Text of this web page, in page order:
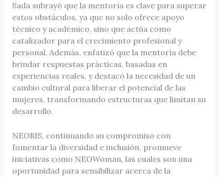
Sada subrayó que la mentoría es clave para superar
estos obstáculos, ya que no solo ofrece apoyo
técnico y académico, sino que actúa como
catalizador para el crecimiento profesional y
personal. Además, enfatizó que la mentoría debe
brindar respuestas prácticas, basadas en
experiencias reales, y destacó la necesidad de un
cambio cultural para liberar el potencial de las
mujeres, transformando estructuras que limitan su
desarrollo.
NEORIS, continuando su compromiso con
fomentar la diversidad e inclusión, promueve
iniciativas como NEOWoman, las cuales son una
oportunidad para sensibilizar acerca de la